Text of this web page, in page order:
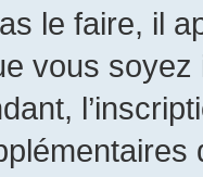
le faire, il
vous